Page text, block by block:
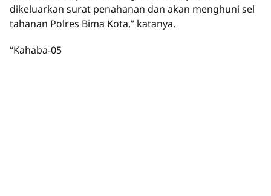
dikeluarkan surat penahanan dan akan menghuni sel
tahanan Polres Bima Kota,” katanya.
“Kahaba-05